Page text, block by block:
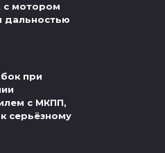
с мотором
дальностью
при
с МКПП,
серьёзному